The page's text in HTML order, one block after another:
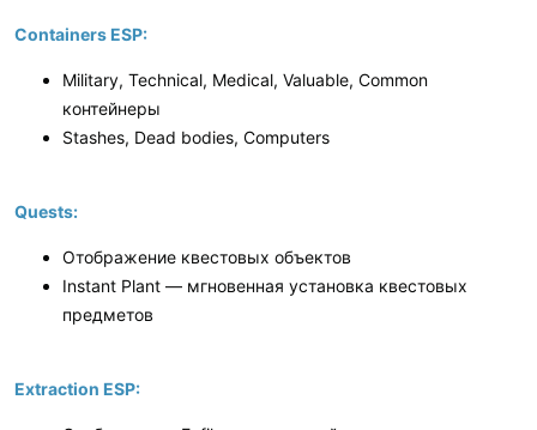
Containers ESP:
Military, Technical, Medical, Valuable, Common
контейнеры
Stashes, Dead bodies, Computers
Quests:
Отображение квестовых объектов
Instant Plant — мгновенная установка квестовых
предметов
Extraction ESP: